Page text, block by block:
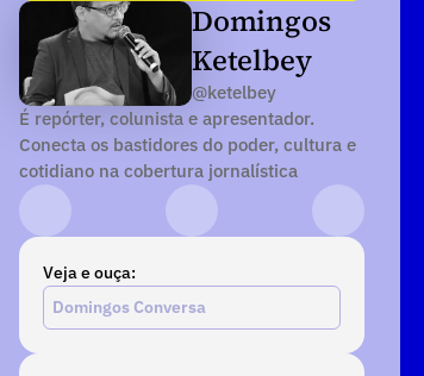
Domingos
Ketelbey
@ketelbey
É repórter, colunista e apresentador.
Conecta os bastidores do poder, cultura e
cotidiano na cobertura jornalística
Veja e ouça:
Domingos Conversa